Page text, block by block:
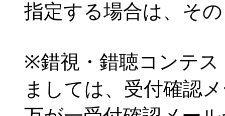
指定する場合は、そ
※錯視・錯聴コンテ
ましては、受付確認